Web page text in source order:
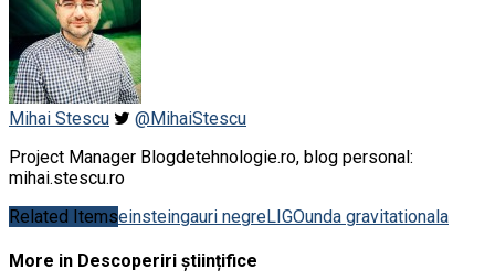
Mihai Stescu
@MihaiStescu
Project Manager Blogdetehnologie.ro, blog personal:
mihai.stescu.ro
Related Itemseinsteingauri negreLIGOunda gravitationala
More in Descoperiri științifice